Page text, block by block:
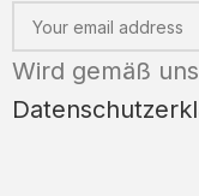
Wird gemäß